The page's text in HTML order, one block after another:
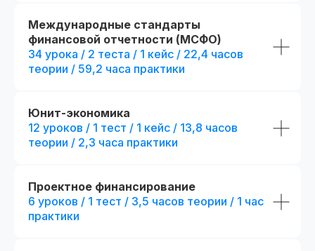
Международные стандарты
финансовой отчетности (МСФО)
34 урока / 2 теста / 1 кейс / 22,4 часов
теории / 59,2 часа практики
Юнит-экономика
12 уроков / 1 тест / 1 кейс / 13,8 часов
теории / 2,3 часа практики
Проектное финансирование
6 уроков / 1 тест / 3,5 часов теории / 1 час
практики
6 месяцев обучения с практикой
на реальных проектах
тест
25 практических заданий и 52
Все опции
(стандарт) +
Стандарт
+ 194 часа
тестов